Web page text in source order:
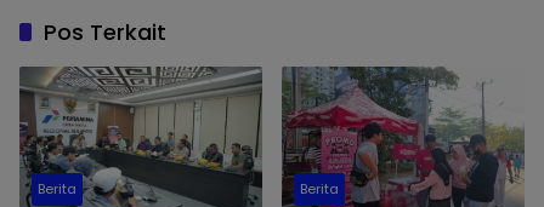
Pos Terkait
Berita Berita